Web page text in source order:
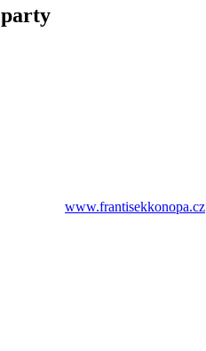
www.frantisekkonopa.cz